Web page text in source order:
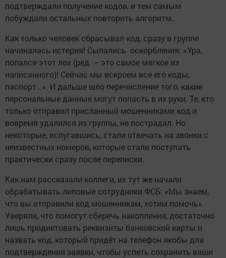
подтверждали получение кодов, и тем самым
побуждали остальных повторить алгоритм.
Как только человек сбрасывал код, сразу в группе
начиналась истерия! Сыпались оскорбления: «Ура,
попался этот лох (ред. – это самое мягкое из
написанного)! Сейчас мы вскроем все его коды,
паспорт…». И дальше шло перечисление того, какие
персональные данные могут попасть в их руки. Те, кто
только отправил присланный мошенниками код и
вовремя удалился из группы, не пострадал. Но
некоторые, испугавшись, стали отвечать на звонки с
неизвестных номеров, которые стали поступать
практически сразу после переписки.
Как нам рассказали коллеги, их тут же начали
обрабатывать липовые сотрудники ФСБ: «Мы знаем,
что вы отправили код мошенникам, хотим помочь».
Уверяли, что помогут сберечь накопления, достаточно
лишь продиктовать реквизиты банковской карты и
назвать код, который придёт на телефон якобы для
подтверждения заявки, чтобы успеть сохранить ваши